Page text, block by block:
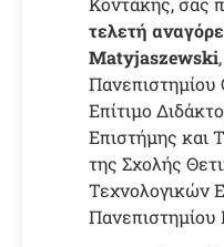
τελετή
Matyjaszewski
Επίτιμο
Επιστήμης και
της Σχολής
Τεχνολογικών
Πανεπιστημίου